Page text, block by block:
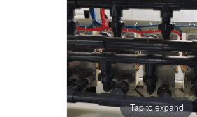
Tap to expand